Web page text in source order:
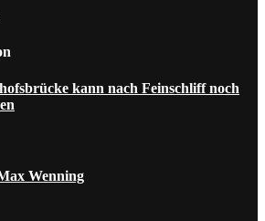
kann nach Feinschliff noch
Wenning